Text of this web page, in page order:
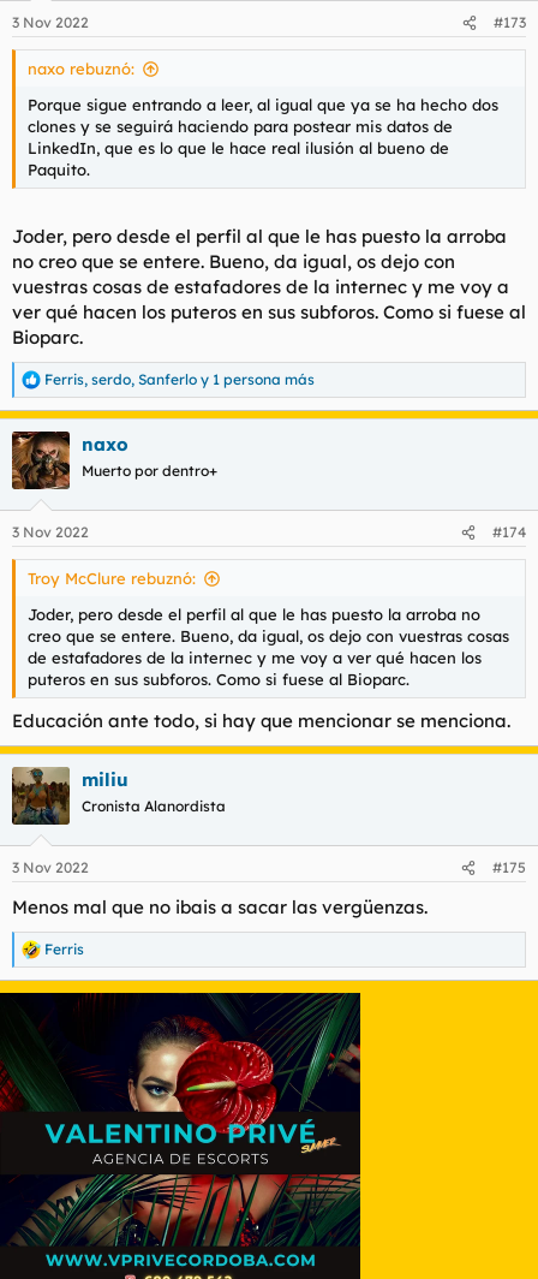
3 Nov 2022 #173
naxo rebuznó:
Porque sigue entrando a leer, al igual que ya se ha hecho dos
clones y se seguirá haciendo para postear mis datos de
LinkedIn, que es lo que le hace real ilusión al bueno de
Paquito.
Joder, pero desde el perfil al que le has puesto la arroba
no creo que se entere. Bueno, da igual, os dejo con
vuestras cosas de estafadores de la internec y me voy a
ver qué hacen los puteros en sus subforos. Como si fuese al
Bioparc.
R
e
a
c
c
i
e
s
Ferris, serdo, Sanferlo y 1 persona más
naxo
Muerto por dentro+
3 Nov 2022 #174
Troy McClure rebuznó:
Joder, pero desde el perfil al que le has puesto la arroba no
creo que se entere. Bueno, da igual, os dejo con vuestras cosas
de estafadores de la internec y me voy a ver qué hacen los
puteros en sus subforos. Como si fuese al Bioparc.
Educación ante todo, si hay que mencionar se menciona.
miliu
Cronista Alanordista
3 Nov 2022 #175
Menos mal que no ibais a sacar las vergüenzas.
R
e
a
o
n
e
Ferris